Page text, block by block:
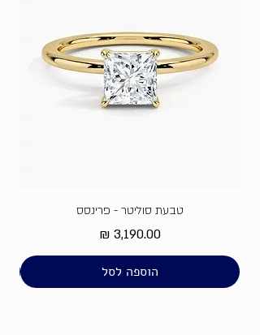
טבעת סוליטר - פרינסס
מחיר
הוספה לסל